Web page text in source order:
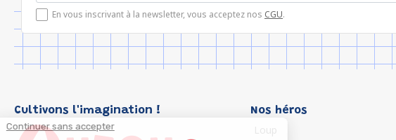
Continuer sans accepter
En vous inscrivant à la newsletter, vous acceptez nos CGU.
Cultivons l'imagination ! Nos héros